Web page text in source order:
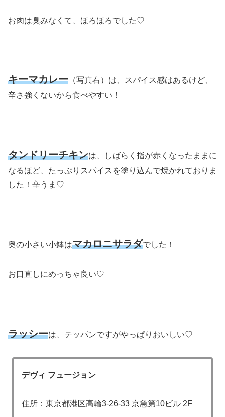
お肉は臭みなくて、ほろほろでした♡
キーマカレー （写真右）は、スパイス感はあるけど、
辛さ強くないから食べやすい！
タンドリーチキンは、しばらく指が赤くなったままに
なるほど、たっぷりスパイスを塗り込んで焼かれておりま
した！辛うま♡
奥の小さい小鉢はマカロニサラダでした！
お口直しにめっちゃ良い♡
ラッシーは、テッパンですがやっぱりおいしい♡
デヴィ フュージョン
住所：東京都港区高輪3-26-33 京急第10ビル 2F